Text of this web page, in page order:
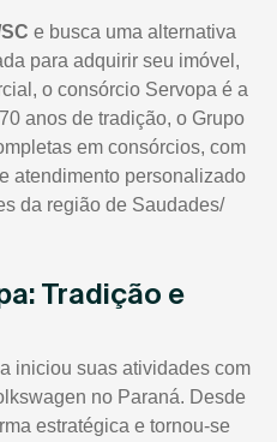
e busca uma alternativa
para adquirir seu imóvel,
o consórcio Servopa é a
anos de tradição, o Grupo
em consórcios, com
atendimento personalizado
da região de Saudades/
Tradição e
iniciou suas atividades com
no Paraná. Desde
estratégica e tornou-se